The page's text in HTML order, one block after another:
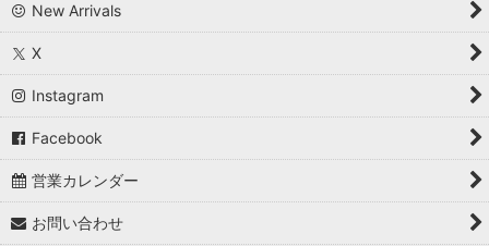
New Arrivals
X
Instagram
Facebook
営業カレンダー
お問い合わせ